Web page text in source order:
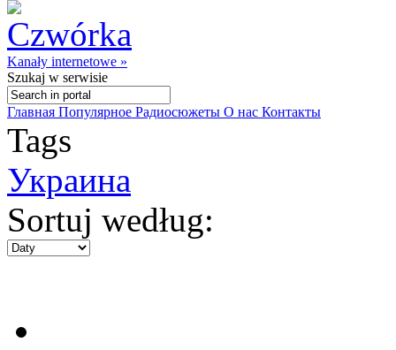
Kanały internetowe »
Szukaj w serwisie
Главная Популярное Радиосюжеты О нас Контакты
Tags
Украина
Sortuj według: